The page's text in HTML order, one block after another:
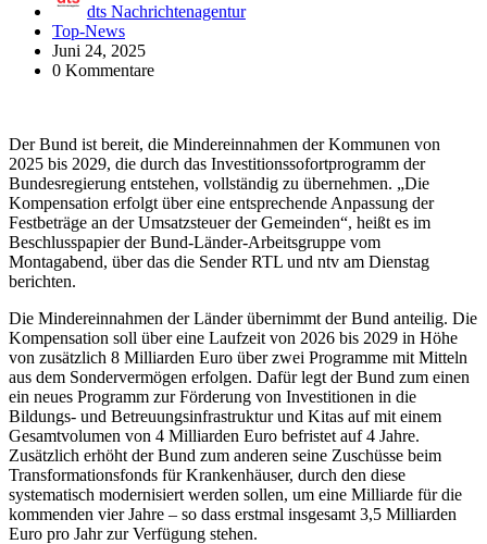
dts Nachrichtenagentur
Top-News
Juni 24, 2025
0 Kommentare
Der Bund ist bereit, die Mindereinnahmen der Kommunen von
2025 bis 2029, die durch das Investitionssofortprogramm der
Bundesregierung entstehen, vollständig zu übernehmen. „Die
Kompensation erfolgt über eine entsprechende Anpassung der
Festbeträge an der Umsatzsteuer der Gemeinden“, heißt es im
Beschlusspapier der Bund-Länder-Arbeitsgruppe vom
Montagabend, über das die Sender RTL und ntv am Dienstag
berichten.
Die Mindereinnahmen der Länder übernimmt der Bund anteilig. Die
Kompensation soll über eine Laufzeit von 2026 bis 2029 in Höhe
von zusätzlich 8 Milliarden Euro über zwei Programme mit Mitteln
aus dem Sondervermögen erfolgen. Dafür legt der Bund zum einen
ein neues Programm zur Förderung von Investitionen in die
Bildungs- und Betreuungsinfrastruktur und Kitas auf mit einem
Gesamtvolumen von 4 Milliarden Euro befristet auf 4 Jahre.
Zusätzlich erhöht der Bund zum anderen seine Zuschüsse beim
Transformationsfonds für Krankenhäuser, durch den diese
systematisch modernisiert werden sollen, um eine Milliarde für die
kommenden vier Jahre – so dass erstmal insgesamt 3,5 Milliarden
Euro pro Jahr zur Verfügung stehen.